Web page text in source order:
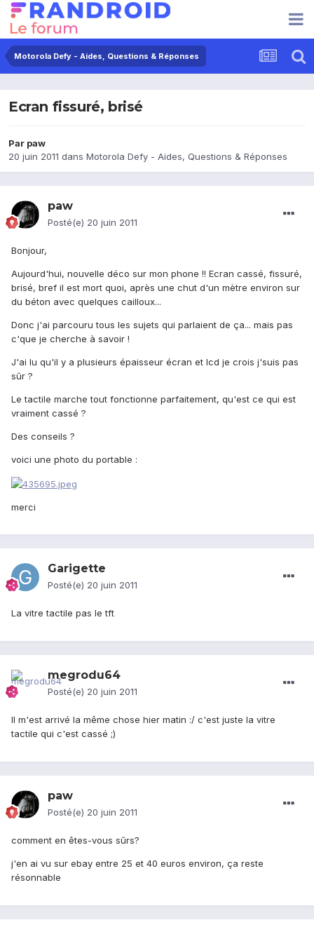
Motorola Defy - Aides, Questions & Réponses
Ecran fissuré, brisé
Par paw
20 juin 2011 dans Motorola Defy - Aides, Questions & Réponses
paw
Posté(e) 20 juin 2011
Bonjour,
Aujourd'hui, nouvelle déco sur mon phone !! Ecran cassé, fissuré,
brisé, bref il est mort quoi, après une chut d'un mètre environ sur
du béton avec quelques cailloux...
Donc j'ai parcouru tous les sujets qui parlaient de ça... mais pas
c'que je cherche à savoir !
J'ai lu qu'il y a plusieurs épaisseur écran et lcd je crois j'suis pas
sûr ?
Le tactile marche tout fonctionne parfaitement, qu'est ce qui est
vraiment cassé ?
Des conseils ?
voici une photo du portable :
merci
Garigette
Posté(e) 20 juin 2011
La vitre tactile pas le tft
megrodu64
Posté(e) 20 juin 2011
Il m'est arrivé la même chose hier matin :/ c'est juste la vitre
tactile qui c'est cassé ;)
paw
Posté(e) 20 juin 2011
comment en êtes-vous sûrs?
j'en ai vu sur ebay entre 25 et 40 euros environ, ça reste
résonnable